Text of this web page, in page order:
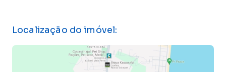
Localização do imóvel: